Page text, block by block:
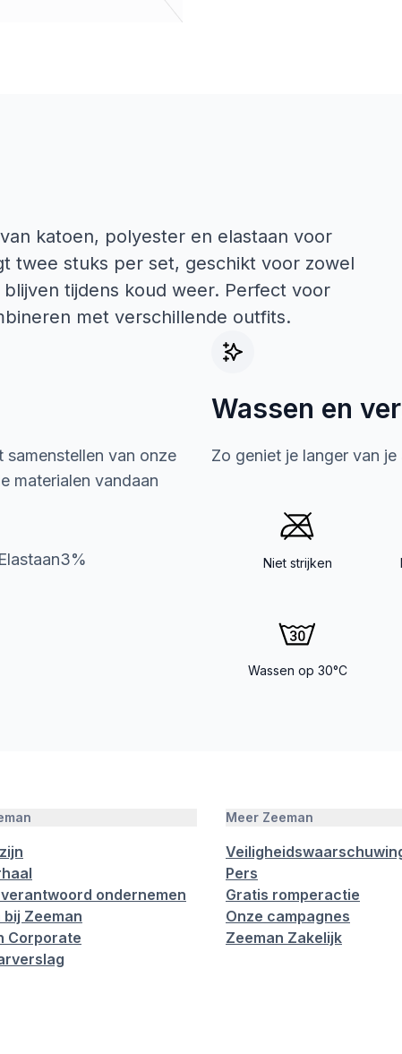
katoen, polyester en elastaan voor
twee stuks per set, geschikt voor zowel
tijdens koud weer. Perfect voor
met verschillende outfits.
van onze
materialen vandaan
Wassen en
Zo geniet je langer van je
Niet strijken
Wassen op 30°C
ondernemen
bij Zeeman
Corporate
Meer Zeeman
Pers
Gratis romperactie
Onze campagnes
Zeeman Zakelijk